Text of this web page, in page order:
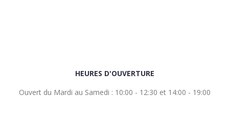
HEURES D'OUVERTURE
Ouvert du Mardi au Samedi : 10:00 - 12:30 et 14:00 - 19:00